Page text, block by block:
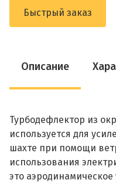
Быстрый заказ
Описание
Турбодефлектор из
используется для
шахте при помощи
использования
это